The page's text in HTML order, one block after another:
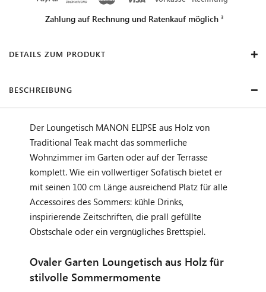
Zahlung auf Rechnung und Ratenkauf möglich
DETAILS ZUM PRODUKT
BESCHREIBUNG
Der Loungetisch MANON ELIPSE aus Holz von
Traditional Teak macht das sommerliche
Wohnzimmer im Garten oder auf der Terrasse
komplett. Wie ein vollwertiger Sofatisch bietet er
mit seinen 100 cm Länge ausreichend Platz für alle
Accessoires des Sommers: kühle Drinks,
inspirierende Zeitschriften, die prall gefüllte
Obstschale oder ein vergnügliches Brettspiel.
Ovaler Garten Loungetisch aus Holz für
stilvolle Sommermomente